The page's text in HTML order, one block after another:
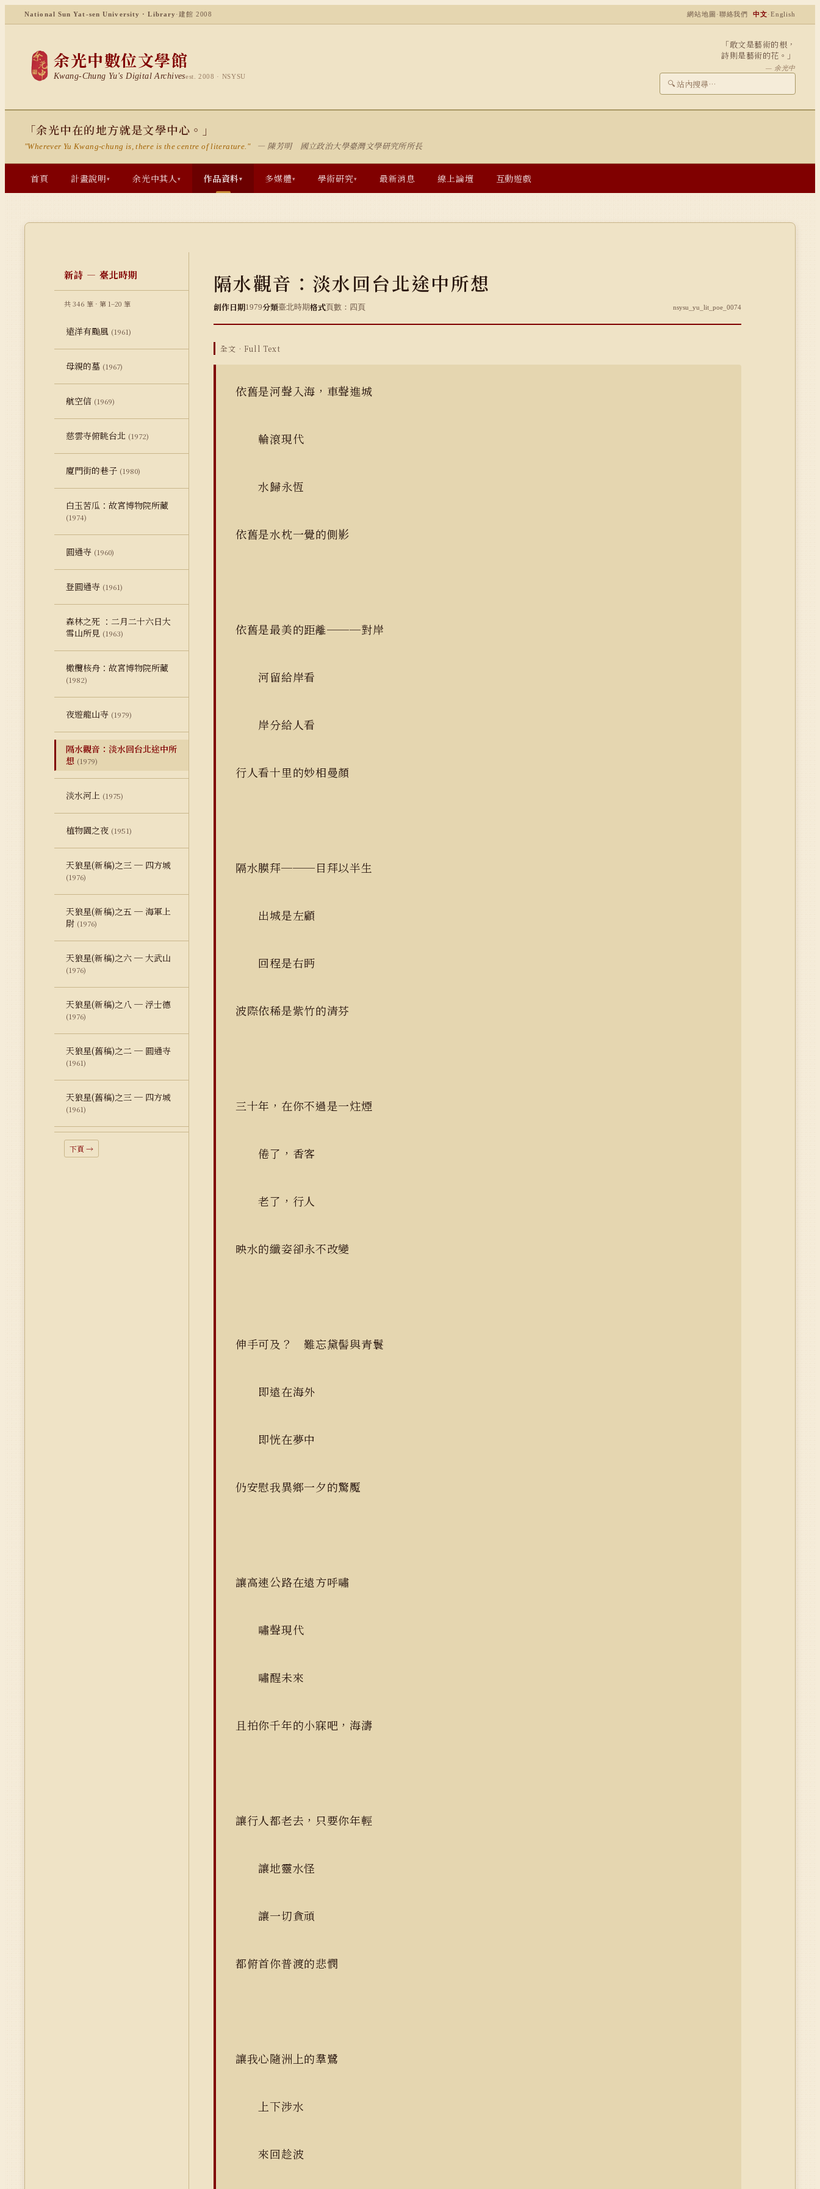
National Sun Yat-sen University · Library ·建館 2008 網站地圖 ·聯絡我們 中文·English
余光中數位文學館
Kwang-Chung Yu's Digital Archivesest. 2008 · NSYSU
「敢文是藝術的根，
詩則是藝術的花。」
— 余光中
🔍
「余光中在的地方就是文學中心。」
"Wherever Yu Kwang-chung is, there is the centre of literature." — 陳芳明 國立政治大學臺灣文學研究所所長
首頁 計畫說明▾ 余光中其人▾ 作品資料▾ 多媒體▾ 學術研究▾ 最新消息 線上論壇 互動遊戲
新詩 — 臺北時期
共 346 筆 · 第 1–20 筆
遠洋有颱風 (1961)
母親的墓 (1967)
航空信 (1969)
慈雲寺俯眺台北 (1972)
廈門街的巷子 (1980)
白玉苦瓜：故宮博物院所藏
(1974)
圓通寺 (1960)
登圓通寺 (1961)
森林之死 ：二月二十六日大
雪山所見 (1963)
橄欖核舟：故宮博物院所藏
(1982)
夜遊龍山寺 (1979)
隔水觀音：淡水回台北途中所
想 (1979)
淡水河上 (1975)
植物園之夜 (1951)
天狼星(新稿)之三 ─ 四方城
(1976)
天狼星(新稿)之五 ─ 海軍上
尉 (1976)
天狼星(新稿)之六 ─ 大武山
(1976)
天狼星(新稿)之八 ─ 浮士德
(1976)
天狼星(舊稿)之二 ─ 圓通寺
(1961)
天狼星(舊稿)之三 ─ 四方城
(1961)
下頁 →
隔水觀音：淡水回台北途中所想
創作日期1979分類臺北時期格式頁數：四頁 nsysu_yu_lit_poe_0074
全文 · Full Text
依舊是河聲入海，車聲進城
輪滾現代
水歸永恆
依舊是水枕一覺的側影
依舊是最美的距離───對岸
河留給岸看
岸分給人看
行人看十里的妙相曼顏
隔水膜拜───目拜以半生
出城是左顧
回程是右眄
波際依稀是紫竹的清芬
三十年，在你不過是一炷煙
倦了，香客
老了，行人
映水的纖姿卻永不改變
伸手可及？ 難忘黛髻與青鬟
即遠在海外
即恍在夢中
仍安慰我異鄉一夕的驚魘
讓高速公路在遠方呼嘯
嘯聲現代
嘯醒未來
且拍你千年的小寐吧，海濤
讓行人都老去，只要你年輕
讓地靈水怪
讓一切貪頑
都俯首你普渡的悲憫
讓我心隨洲上的羣鷺
上下涉水
來回趁波